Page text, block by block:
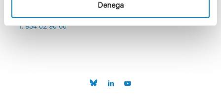
Denega
C/Baldiri Reixac, 4-12 i 15
08028 Barcelona
T. 934 02 90 60